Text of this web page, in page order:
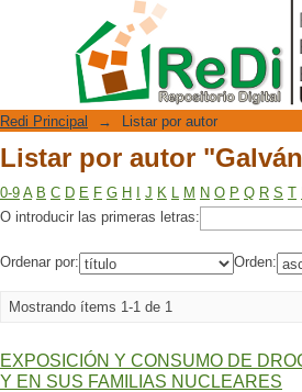
Listar por autor
Repositorio Digital
Redi Principal → Listar por autor
Listar por autor
0-9 A B C D E F G H J K L M N O P Q R S T
O introducir las primeras letras:
Ordenar por: Orden:
Mostrando ítems 1-1 de 1
EXPOSICIÓN Y CONSUMO DE
Y EN SUS FAMILIAS NUCLEARES